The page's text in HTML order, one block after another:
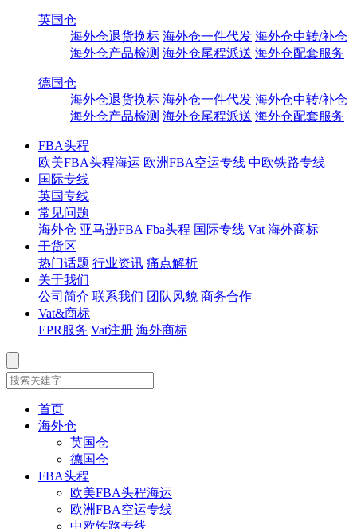
英国仓
海外仓退货换标 海外仓一件代发 海外仓中转/补仓
海外仓产品检测 海外仓尾程派送 海外仓配套服务
德国仓
海外仓退货换标 海外仓一件代发 海外仓中转/补仓
海外仓产品检测 海外仓尾程派送 海外仓配套服务
FBA头程
欧美FBA头程海运 欧洲FBA空运专线 中欧铁路专线
国际专线
英国专线
常见问题
海外仓 亚马逊FBA Fba头程 国际专线 Vat 海外商标
干货区
热门话题 行业资讯 痛点解析
关于我们
公司简介 联系我们 团队风貌 商务合作
Vat&商标
EPR服务 Vat注册 海外商标
首页
海外仓
英国仓
德国仓
FBA头程
欧美FBA头程海运
欧洲FBA空运专线
中欧铁路专线